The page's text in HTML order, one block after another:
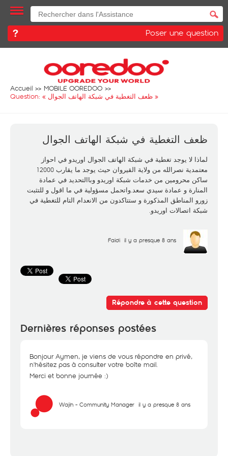
Poser une question
Accueil
MOBILE OOREDOO
Question: « ظعف التغطية في شبكة الهاتف الجوال »
ظعف التغطية في شبكة الهاتف الجوال
لماذا لا يوجد تغطية في شبكة الهاتف الجوال اوريدو في احواز
معتمدية نصرالله من ولاية القيروان حيث يوجد ما يقارب 12000
ساكن محرومين من خدمات شبكة اوريدو وباالتحديد في عمادة
المنارة و عمادة سيدي سعد.واتحمل مسؤولية في ما اقول و للتثبت
زورو المناطق المذكورة و ستتاكدون من الانعدام التام للتغطية في
شبكة اتصالات اوريدو.
Faidi il y a presque 8 ans
Répondre à cette question
Dernières réponses postées
Bonjour Aymen, je viens de vous répondre en privé,
n'hésitez pas à consulter votre boîte mail.
Merci et bonne journée :)
Wajih - Community Manager il y a presque 8 ans